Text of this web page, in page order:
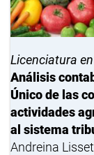
Licenciatura
Análisis
Único de las
actividades
al sistema
Andreina